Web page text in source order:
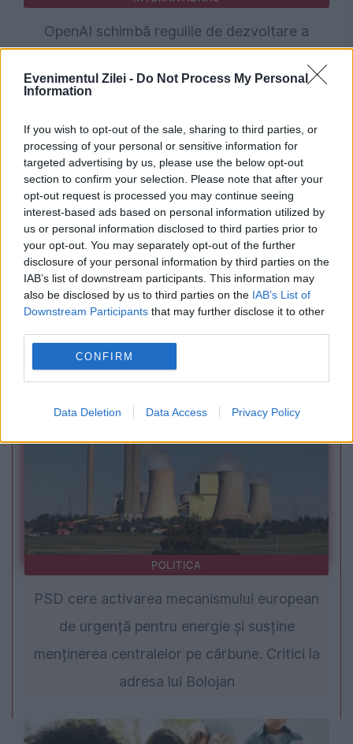
Evenimentul Zilei - Do Not Process My Personal
Information
If you wish to opt-out of the sale, sharing to third parties, or
processing of your personal or sensitive information for
targeted advertising by us, please use the below opt-out
section to confirm your selection. Please note that after your
opt-out request is processed you may continue seeing
interest-based ads based on personal information utilized by
us or personal information disclosed to third parties prior to
your opt-out. You may separately opt-out of the further
disclosure of your personal information by third parties on the
IAB’s list of downstream participants. This information may
also be disclosed by us to third parties on the IAB’s List of
Downstream Participants that may further disclose it to other
CONFIRM
Data Deletion Data Access Privacy Policy
OpenAI schimbă regulile de dezvoltare a
transformat într-un atac cibernetic real
POLITICA
Marșul Asociației „Calea Neamului” nu a primit
avizul Primăriei. Anunțul organizatorilor
tensionează situația înaintea protestului
POLITICA
PSD cere activarea mecanismului european
de urgență pentru energie și susține
menținerea centralelor pe cărbune. Critici la
adresa lui Bolojan